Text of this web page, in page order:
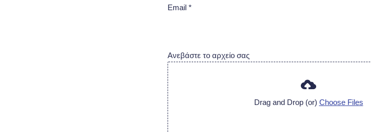
Email *
Ανεβάστε το αρχείο σας
Drag and Drop (or) Choose Files